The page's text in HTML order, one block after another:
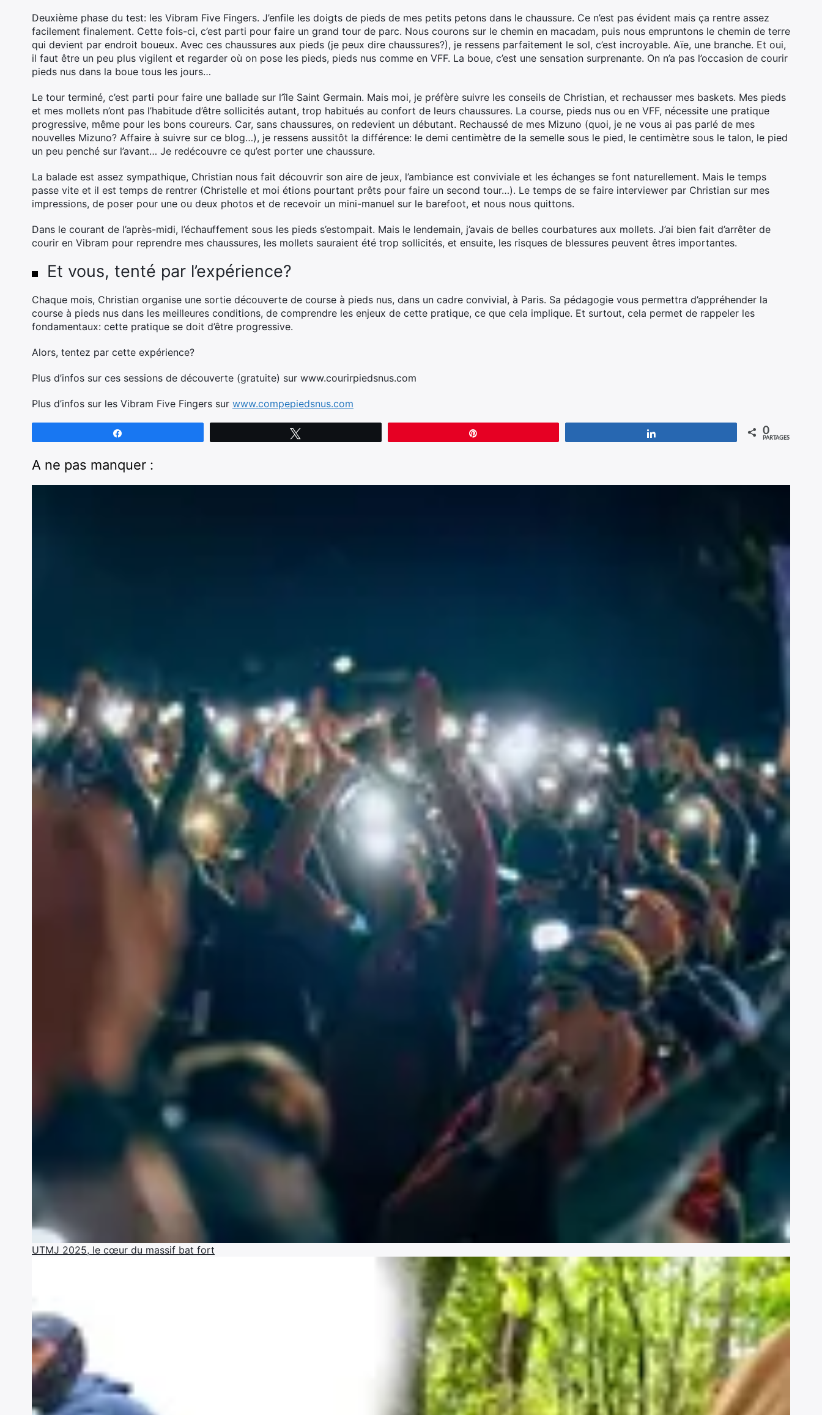
Deuxième phase du test: les Vibram Five Fingers. J’enfile les doigts de pieds de mes petits petons dans le chaussure. Ce n’est pas évident mais ça rentre assez
facilement finalement. Cette fois-ci, c’est parti pour faire un grand tour de parc. Nous courons sur le chemin en macadam, puis nous empruntons le chemin de terre
qui devient par endroit boueux. Avec ces chaussures aux pieds (je peux dire chaussures?), je ressens parfaitement le sol, c’est incroyable. Aïe, une branche. Et oui,
il faut être un peu plus vigilent et regarder où on pose les pieds, pieds nus comme en VFF. La boue, c’est une sensation surprenante. On n’a pas l’occasion de courir
pieds nus dans la boue tous les jours…
Le tour terminé, c’est parti pour faire une ballade sur l’île Saint Germain. Mais moi, je préfère suivre les conseils de Christian, et rechausser mes baskets. Mes pieds
et mes mollets n’ont pas l’habitude d’être sollicités autant, trop habitués au confort de leurs chaussures. La course, pieds nus ou en VFF, nécessite une pratique
progressive, même pour les bons coureurs. Car, sans chaussures, on redevient un débutant. Rechaussé de mes Mizuno (quoi, je ne vous ai pas parlé de mes
nouvelles Mizuno? Affaire à suivre sur ce blog…), je ressens aussitôt la différence: le demi centimètre de la semelle sous le pied, le centimètre sous le talon, le pied
un peu penché sur l’avant… Je redécouvre ce qu’est porter une chaussure.
La balade est assez sympathique, Christian nous fait découvrir son aire de jeux, l’ambiance est conviviale et les échanges se font naturellement. Mais le temps
passe vite et il est temps de rentrer (Christelle et moi étions pourtant prêts pour faire un second tour…). Le temps de se faire interviewer par Christian sur mes
impressions, de poser pour une ou deux photos et de recevoir un mini-manuel sur le barefoot, et nous nous quittons.
Dans le courant de l’après-midi, l’échauffement sous les pieds s’estompait. Mais le lendemain, j’avais de belles courbatures aux mollets. J’ai bien fait d’arrêter de
courir en Vibram pour reprendre mes chaussures, les mollets sauraient été trop sollicités, et ensuite, les risques de blessures peuvent êtres importantes.
Et vous, tenté par l’expérience?
Chaque mois, Christian organise une sortie découverte de course à pieds nus, dans un cadre convivial, à Paris. Sa pédagogie vous permettra d’appréhender la
course à pieds nus dans les meilleures conditions, de comprendre les enjeux de cette pratique, ce que cela implique. Et surtout, cela permet de rappeler les
fondamentaux: cette pratique se doit d’être progressive.
Alors, tentez par cette expérience?
Plus d’infos sur ces sessions de découverte (gratuite) sur www.courirpiedsnus.com
Plus d’infos sur les Vibram Five Fingers sur www.compepiedsnus.com
0
PARTAGES
A ne pas manquer :
UTMJ 2025, le cœur du massif bat fort